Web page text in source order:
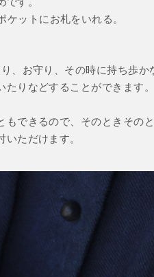
ットにお札をいれる。
、お守り、その時に持ち歩か
りなどすることができます。
できるので、そのときその
ただけます。